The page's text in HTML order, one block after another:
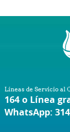
Líneas de Servicio al
164 o Línea
WhatsApp: